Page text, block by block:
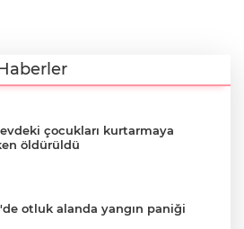
çocukları kurtarmaya
öldürüldü
otluk alanda yangın paniği